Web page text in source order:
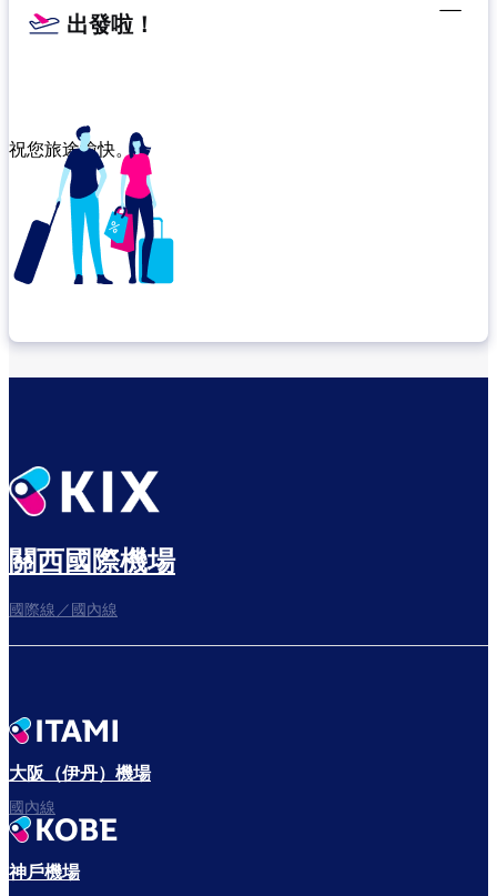
出發啦！
祝您旅途愉快。
出發啦！
祝您旅途愉快。
關西國際機場
國際線／國內線
大阪（伊丹）機場
國內線
神戶機場